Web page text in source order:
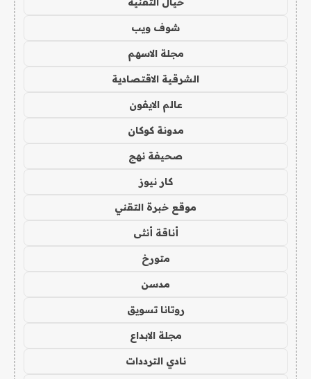
شوف ويب
مجلة الاسهم
الشرقية الاقتصادية
عالم الايفون
مدونة كوكان
صحيفة نهج
كار نيوز
موقع خبرة التقني
أناقة أنثى
متورخ
مدسن
روتانا تسويق
مجلة الابداع
نادي الترددات